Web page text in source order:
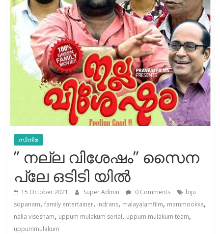
സിനിമ
” നല്ല വിശേഷം” സൈന
പ്ലേ ഒടിടി യിൽ
15 October 2021 Super Admin 0 Comments
biju
sopanam,family entertainer, indrans, malayalamfilm, mammookka,
nalla visesham, uppum mulakum serial, uppum mulakum team,
uppummulakum